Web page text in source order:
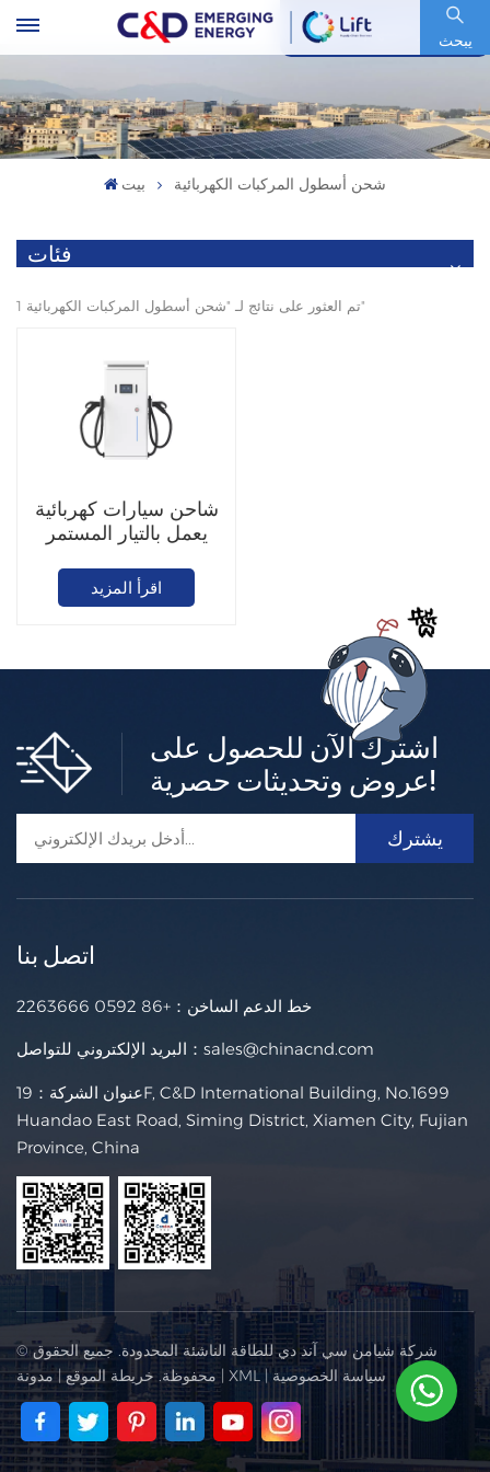
يبحث
رمز السهم : 600153.SH
بيت شحن أسطول المركبات الكهربائية
فئات
1 تم العثور على نتائج لـ "شحن أسطول المركبات الكهربائية"
شاحن سيارات كهربائية
يعمل بالتيار المستمر
(مخرج مزدوج)
اقرأ المزيد
اشترك الآن للحصول على
عروض وتحديثات حصرية!
اتصل بنا
خط الدعم الساخن： +86 0592 2263666
البريد الإلكتروني للتواصل： sales@chinacnd.com
عنوان الشركة：19F, C&D International Building, No.1699
Huandao East Road, Siming District, Xiamen City, Fujian
Province, China
© شركة شيامن سي آند دي للطاقة الناشئة المحدودة. جميع الحقوق
محفوظة.خريطة الموقع|مدونة | XML |سياسة الخصوصية